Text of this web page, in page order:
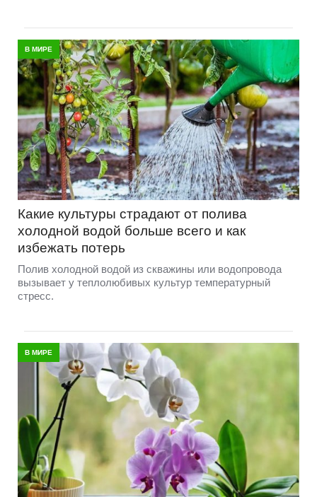
В МИРЕ
Какие культуры страдают от полива
холодной водой больше всего и как
избежать потерь
Полив холодной водой из скважины или водопровода
вызывает у теплолюбивых культур температурный
стресс.
В МИРЕ